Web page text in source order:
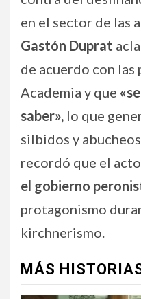
en el sector de las
Gastón Duprat
de acuerdo con las
Academia y que
saber», lo que
silbidos y
recordó que el
el gobierno
protagonismo
kirchnerismo.
MÁS